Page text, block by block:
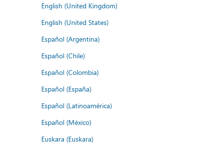
English (United Kingdom)
English (United States)
Español (Argentina)
Español (Chile)
Español (Colombia)
Español (España)
Español (Latinoamérica)
Español (México)
Euskara (Euskara)